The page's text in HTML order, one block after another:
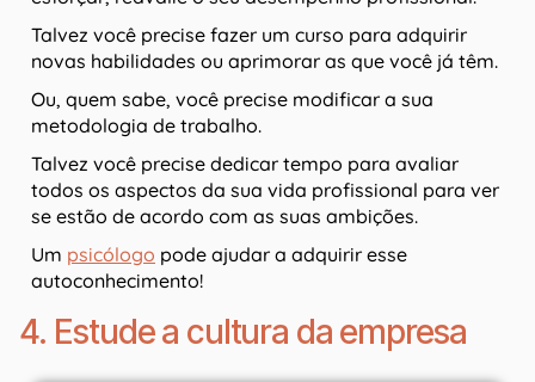
Talvez você precise fazer um curso para adquirir
novas habilidades ou aprimorar as que você já têm.
Ou, quem sabe, você precise modificar a sua
metodologia de trabalho.
Talvez você precise dedicar tempo para avaliar
todos os aspectos da sua vida profissional para ver
se estão de acordo com as suas ambições.
Um psicólogo pode ajudar a adquirir esse
autoconhecimento!
4. Estude a cultura da empresa